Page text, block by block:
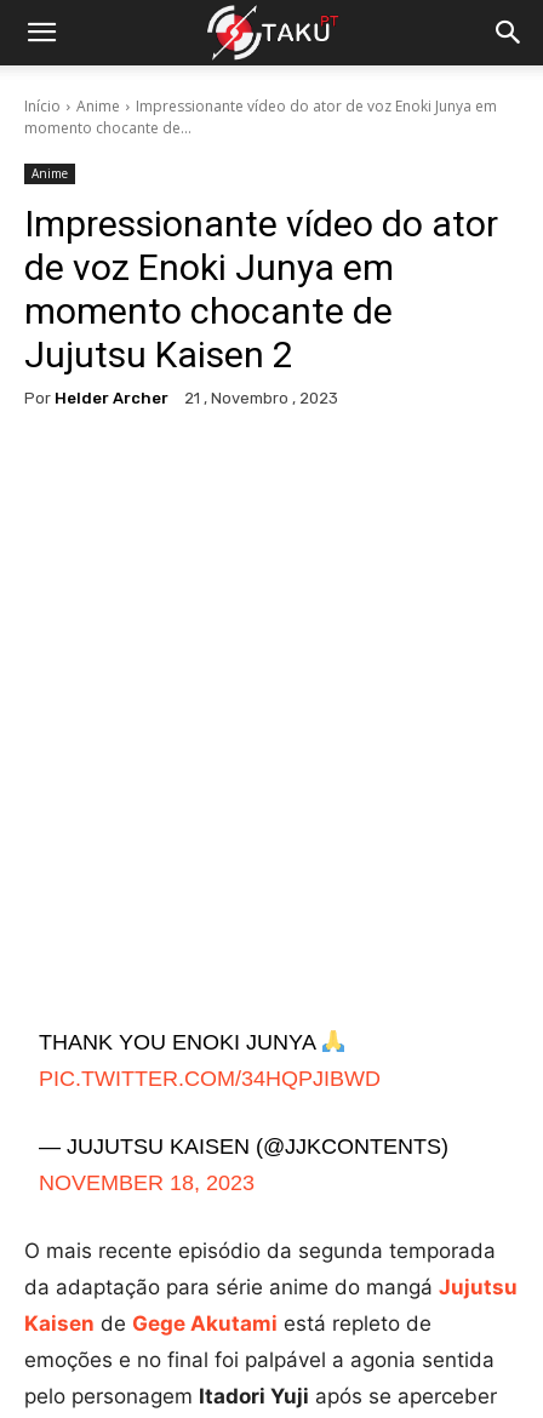
Início Anime
Impressionante vídeo do ator de voz Enoki Junya em
momento chocante de...
Anime
Impressionante vídeo do ator
de voz Enoki Junya em
momento chocante de
Jujutsu Kaisen 2
Por Helder Archer 21 , Novembro , 2023
THANK YOU ENOKI JUNYA
PIC.TWITTER.COM/34HQPJIBWD
— JUJUTSU KAISEN (@JJKCONTENTS)
NOVEMBER 18, 2023
O mais recente episódio da segunda temporada
da adaptação para série anime do mangá Jujutsu
Kaisen de Gege Akutami está repleto de
emoções e no final foi palpável a agonia sentida
pelo personagem Itadori Yuji após se aperceber